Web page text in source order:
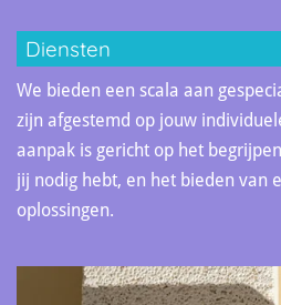
Diensten
We bieden een scala aan
zijn afgestemd op jouw
aanpak is gericht op het
jij nodig hebt, en het bieden van
oplossingen.